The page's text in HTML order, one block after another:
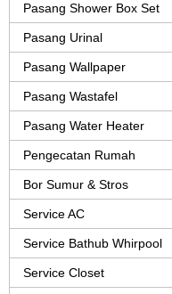
Pasang Shower Box Set
Pasang Urinal
Pasang Wallpaper
Pasang Wastafel
Pasang Water Heater
Pengecatan Rumah
Bor Sumur & Stros
Service AC
Service Bathub Whirpool
Service Closet